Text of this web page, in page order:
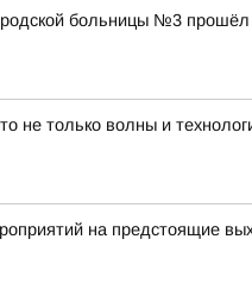
больницы №3
не только волны и
на предстоящие